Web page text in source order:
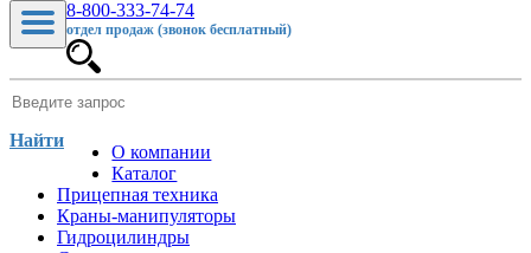
8-800-333-74-74
отдел продаж (звонок бесплатный)
Найти
О компании
Каталог
Прицепная техника
Краны-манипуляторы
Гидроцилиндры